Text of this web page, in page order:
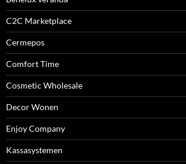
C2C Marketplace
Cermepos
Comfort Time
Cosmetic Wholesale
Decor Wonen
Enjoy Company
Kassasystemen